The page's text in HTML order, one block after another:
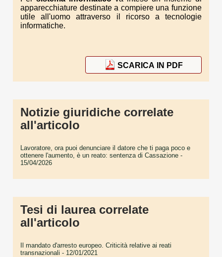
apparecchiature destinate a compiere una funzione
utile all'uomo attraverso il ricorso a tecnologie
informatiche.
SCARICA IN PDF
Notizie giuridiche correlate
all'articolo
Lavoratore, ora puoi denunciare il datore che ti paga poco e
ottenere l'aumento, è un reato: sentenza di Cassazione -
15/04/2026
Tesi di laurea correlate
all'articolo
Il mandato d'arresto europeo. Criticità relative ai reati
transnazionali - 12/01/2021